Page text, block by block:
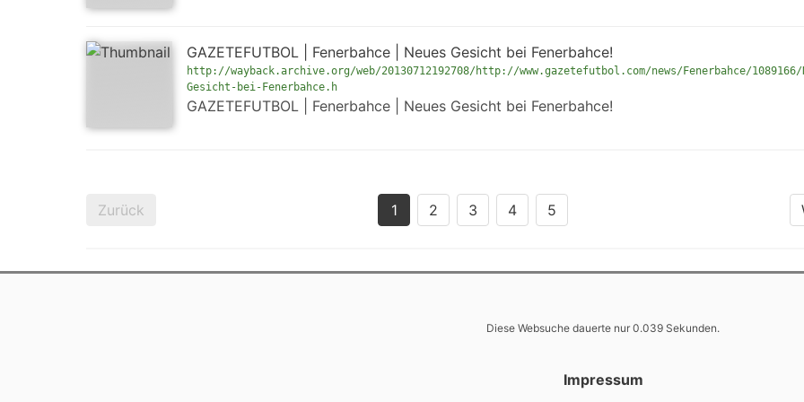
GAZETEFUTBOL | Fenerbahce | Neues Gesicht bei Fenerbahce!
http://wayback.archive.org/web/20130712192708/http://www.gazetefutbol.com/news/Fenerbahce/1089166/
Gesicht-bei-Fenerbahce.h
GAZETEFUTBOL | Fenerbahce | Neues Gesicht bei Fenerbahce!
Zurück 1 2 3 4 5
Diese Websuche dauerte nur 0.039 Sekunden.
Impressum